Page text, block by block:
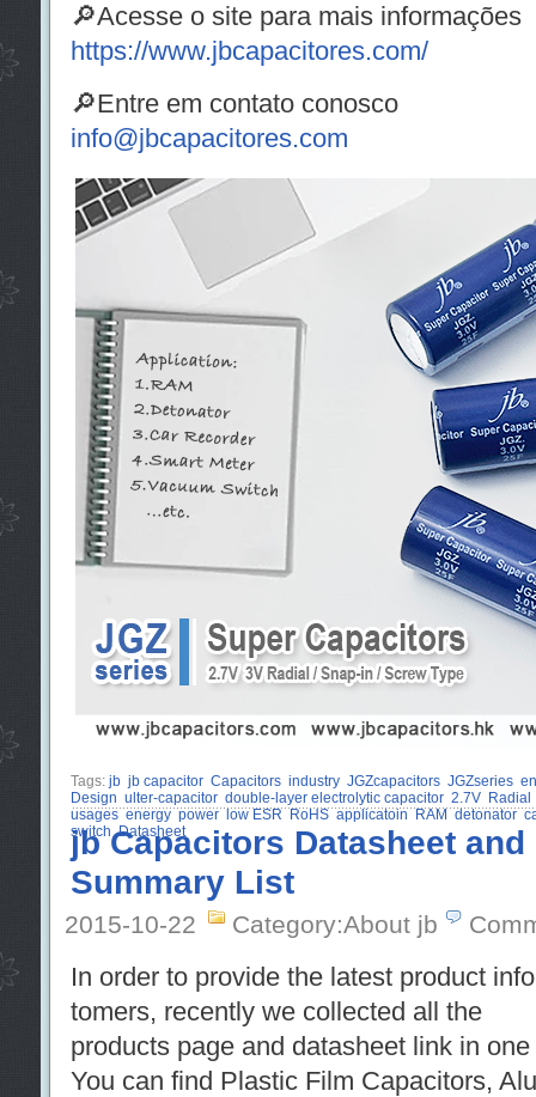
🔎Acesse o site para mais informações
https://www.jbcapacitores.com/
🔎Entre em contato conosco
info@jbcapacitores.com
Tags: jb jb capacitor Capacitors industry JGZcapacitors JGZseries
Design ulter-capacitor double-layer electrolytic capacitor 2.7V
Radial
usages energy power low ESR RoHS applicatoin RAM detonator
switch Datasheet
jb Capacitors Datasheet and
Summary List
2015-10-22 Category:About jb
In order to provide the latest product
tomers, recently we collected all the
products page and datasheet link in one
You can find Plastic Film Capacitors,